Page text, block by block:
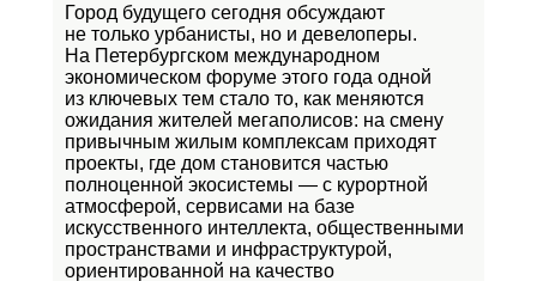
Город будущего сегодня обсуждают
не только урбанисты, но и девелоперы.
На Петербургском международном
экономическом форуме этого года одной
из ключевых тем стало то, как меняются
ожидания жителей мегаполисов: на смену
привычным жилым комплексам приходят
проекты, где дом становится частью
полноценной экосистемы — с курортной
атмосферой, сервисами на базе
искусственного интеллекта, общественными
пространствами и инфраструктурой,
ориентированной на качество